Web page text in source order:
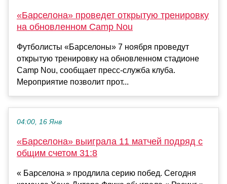
«Барселона» проведет открытую тренировку
на обновленном Camp Nou
Футболисты «Барселоны» 7 ноября проведут
открытую тренировку на обновленном стадионе
Camp Nou, сообщает пресс-служба клуба.
Мероприятие позволит прот...
04:00, 16 Янв
«Барселона» выиграла 11 матчей подряд с
общим счетом 31:8
« Барселона » продлила серию побед. Сегодня